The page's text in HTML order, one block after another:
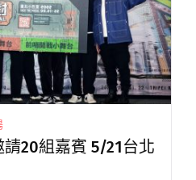
20組嘉賓 5/21台北